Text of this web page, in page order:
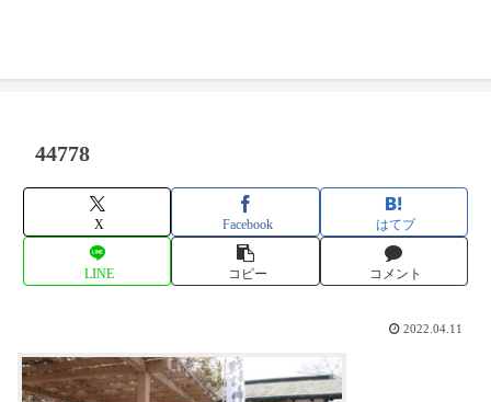
44778
X Facebook はてブ
LINE コピー コメント
2022.04.11